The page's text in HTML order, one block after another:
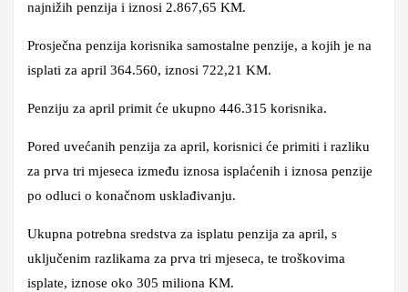
najnižih penzija i iznosi 2.867,65 KM.
Prosječna penzija korisnika samostalne penzije, a kojih je na
isplati za april 364.560, iznosi 722,21 KM.
Penziju za april primit će ukupno 446.315 korisnika.
Pored uvećanih penzija za april, korisnici će primiti i razliku
za prva tri mjeseca između iznosa isplaćenih i iznosa penzije
po odluci o konačnom usklađivanju.
Ukupna potrebna sredstva za isplatu penzija za april, s
uključenim razlikama za prva tri mjeseca, te troškovima
isplate, iznose oko 305 miliona KM.